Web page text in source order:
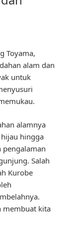
Toyama,
alam dan
untuk
alamnya
hingga
Salah
Kurobe
membuat kita